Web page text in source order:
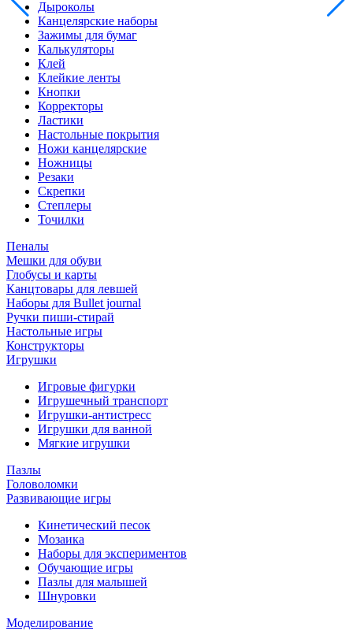
Дыроколы
Канцелярские наборы
Зажимы для бумаг
Калькуляторы
Клей
Клейкие ленты
Кнопки
Корректоры
Ластики
Настольные покрытия
Ножи канцелярские
Ножницы
Резаки
Скрепки
Степлеры
Точилки
Пеналы
Мешки для обуви
Глобусы и карты
Канцтовары для левшей
Наборы для Bullet journal
Ручки пиши-стирай
Настольные игры
Конструкторы
Игрушки
Игровые фигурки
Игрушечный транспорт
Игрушки-антистресс
Игрушки для ванной
Мягкие игрушки
Пазлы
Головоломки
Развивающие игры
Кинетический песок
Мозаика
Наборы для экспериментов
Обучающие игры
Пазлы для малышей
Шнуровки
Моделирование